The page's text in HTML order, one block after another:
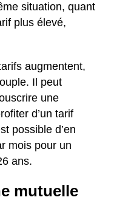
situation, quant
plus élevé,
augmentent,
Il peut
une
d’un tarif
possible d’en
mois pour un
ans.
mutuelle